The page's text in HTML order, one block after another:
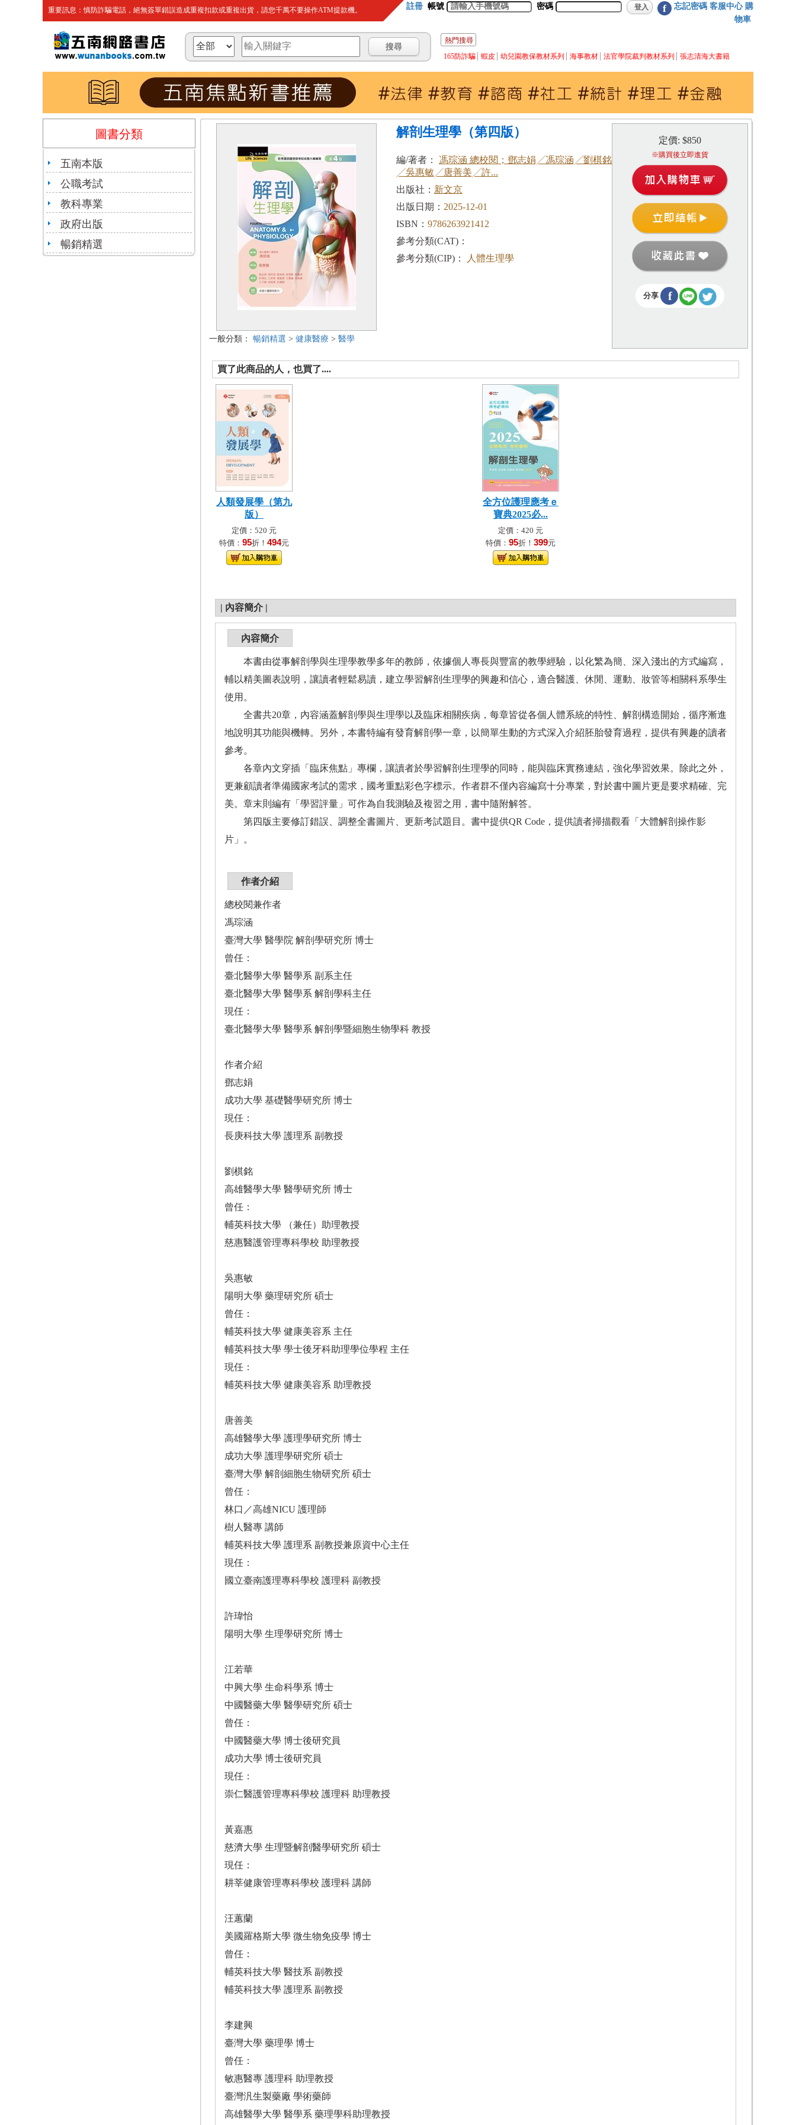
重要訊息：慎防詐騙電話，絕無簽單錯誤造成重複扣款或重複出貨，請您千萬不要操作ATM提款機。 註冊 帳號 密碼 f 忘記密碼 客服中心 購
物車
熱門搜尋
165防詐騙
蝦皮 幼兒園教保教材系列 海事教材 法官學院裁判教材系列 張志清海大書籍
圖書分類
五南本版
公職考試
教科專業
政府出版
暢銷精選
一般分類： 暢銷精選 > 健康醫療 > 醫學
解剖生理學（第四版）
編/著者： 馮琮涵 總校閱；鄧志娟╱馮琮涵╱劉棋銘
╱吳惠敏╱唐善美╱許...
出版社： 新文京
出版日期： 2025-12-01
ISBN： 9786263921412
參考分類(CAT)：
參考分類(CIP)：
人體生理學
定價: $850
※購買後立即進貨
分享 f
買了此商品的人，也買了....
人類發展學（第九
版）
定價：520 元
特價： 95折！ 494元
全方位護理應考ｅ
寶典2025必...
定價：420 元
特價： 95折！ 399元
| 內容簡介 |
內容簡介
本書由從事解剖學與生理學教學多年的教師，依據個人專長與豐富的教學經驗，以化繁為簡、深入淺出的方式編寫，
輔以精美圖表說明，讓讀者輕鬆易讀，建立學習解剖生理學的興趣和信心，適合醫護、休閒、運動、妝管等相關科系學生
使用。
全書共20章，內容涵蓋解剖學與生理學以及臨床相關疾病，每章皆從各個人體系統的特性、解剖構造開始，循序漸進
地說明其功能與機轉。另外，本書特編有發育解剖學一章，以簡單生動的方式深入介紹胚胎發育過程，提供有興趣的讀者
參考。
各章內文穿插「臨床焦點」專欄，讓讀者於學習解剖生理學的同時，能與臨床實務連結，強化學習效果。除此之外，
更兼顧讀者準備國家考試的需求，國考重點彩色字標示。作者群不僅內容編寫十分專業，對於書中圖片更是要求精確、完
美。章末則編有「學習評量」可作為自我測驗及複習之用，書中隨附解答。
第四版主要修訂錯誤、調整全書圖片、更新考試題目。書中提供QR Code，提供讀者掃描觀看「大體解剖操作影
片」。
作者介紹
總校閱兼作者
馮琮涵
臺灣大學 醫學院 解剖學研究所 博士
曾任：
臺北醫學大學 醫學系 副系主任
臺北醫學大學 醫學系 解剖學科主任
現任：
臺北醫學大學 醫學系 解剖學暨細胞生物學科 教授
作者介紹
鄧志娟
成功大學 基礎醫學研究所 博士
現任：
長庚科技大學 護理系 副教授
劉棋銘
高雄醫學大學 醫學研究所 博士
曾任：
輔英科技大學 （兼任）助理教授
慈惠醫護管理專科學校 助理教授
吳惠敏
陽明大學 藥理研究所 碩士
曾任：
輔英科技大學 健康美容系 主任
輔英科技大學 學士後牙科助理學位學程 主任
現任：
輔英科技大學 健康美容系 助理教授
唐善美
高雄醫學大學 護理學研究所 博士
成功大學 護理學研究所 碩士
臺灣大學 解剖細胞生物研究所 碩士
曾任：
林口／高雄NICU 護理師
樹人醫專 講師
輔英科技大學 護理系 副教授兼原資中心主任
現任：
國立臺南護理專科學校 護理科 副教授
許瑋怡
陽明大學 生理學研究所 博士
江若華
中興大學 生命科學系 博士
中國醫藥大學 醫學研究所 碩士
曾任：
中國醫藥大學 博士後研究員
成功大學 博士後研究員
現任：
崇仁醫護管理專科學校 護理科 助理教授
黃嘉惠
慈濟大學 生理暨解剖醫學研究所 碩士
現任：
耕莘健康管理專科學校 護理科 講師
汪蕙蘭
美國羅格斯大學 微生物免疫學 博士
曾任：
輔英科技大學 醫技系 副教授
輔英科技大學 護理系 副教授
李建興
臺灣大學 藥理學 博士
曾任：
敏惠醫專 護理科 助理教授
臺灣汎生製藥廠 學術藥師
高雄醫學大學 醫學系 藥理學科助理教授